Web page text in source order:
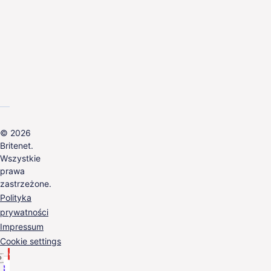
© 2026
Britenet.
Wszystkie
prawa
zastrzeżone.
Polityka
prywatności
Impressum
Cookie settings